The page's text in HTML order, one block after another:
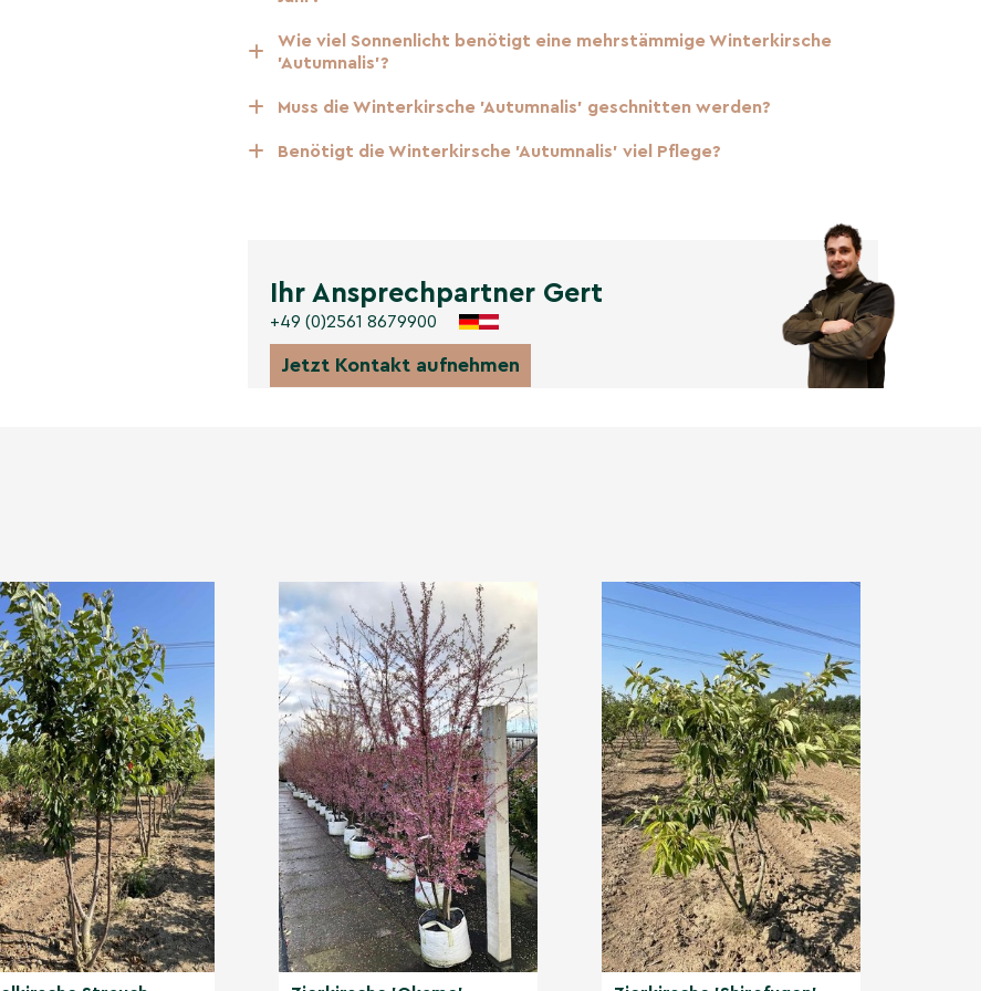
mehrstämmig
Krone.
windgeschützt.
mäßig feuchte Böden;
Wie viel Sonnenlicht benötigt eine mehrstämmige Winterkirsche
'Autumnalis'?
Muss die Winterkirsche 'Autumnalis' geschnitten werden?
Benötigt die Winterkirsche 'Autumnalis' viel Pflege?
Ihr Ansprechpartner Gert
+49 (0)2561 8679900
Jetzt Kontakt aufnehmen